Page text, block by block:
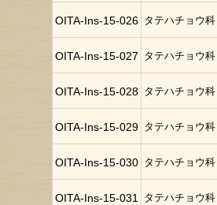
OITA-Ins-15-026 タテハチョウ科
OITA-Ins-15-027 タテハチョウ科
OITA-Ins-15-028 タテハチョウ科
OITA-Ins-15-029 タテハチョウ科
OITA-Ins-15-030 タテハチョウ科
OITA-Ins-15-031 タテハチョウ科